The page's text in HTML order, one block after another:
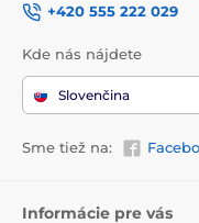
+420 555 222 029
Kde nás nájdete
Slovenčina
Sme tiež na:
Informácie pre vás